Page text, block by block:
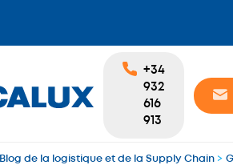
+34
932
616
913
Blog de la logistique et de la Supply Chain >